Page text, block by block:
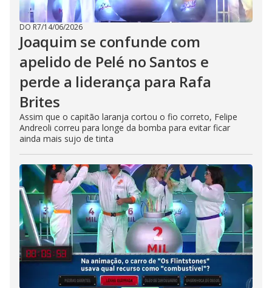
DO R7/14/06/2026
Joaquim se confunde com
apelido de Pelé no Santos e
perde a liderança para Rafa
Brites
Assim que o capitão laranja cortou o fio correto, Felipe
Andreoli correu para longe da bomba para evitar ficar
ainda mais sujo de tinta